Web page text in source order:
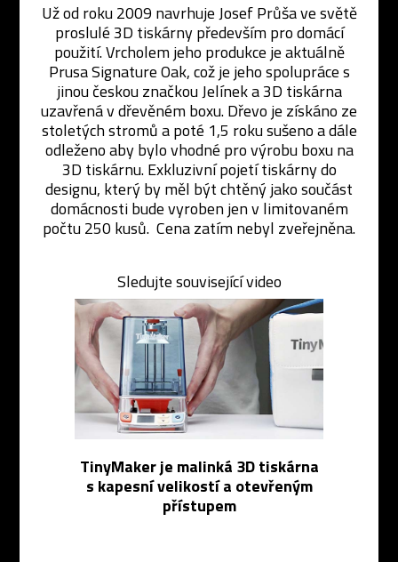
Už od roku 2009 navrhuje Josef Průša ve světě
proslulé 3D tiskárny především pro domácí
použití. Vrcholem jeho produkce je aktuálně
Prusa Signature Oak, což je jeho spolupráce s
jinou českou značkou Jelínek a 3D tiskárna
uzavřená v dřevěném boxu. Dřevo je získáno ze
stoletých stromů a poté 1,5 roku sušeno a dále
odleženo aby bylo vhodné pro výrobu boxu na
3D tiskárnu. Exkluzivní pojetí tiskárny do
designu, který by měl být chtěný jako součást
domácnosti bude vyroben jen v limitovaném
počtu 250 kusů. Cena zatím nebyl zveřejněna.
Sledujte související video
TinyMaker je malinká 3D tiskárna
s kapesní velikostí a otevřeným
přístupem